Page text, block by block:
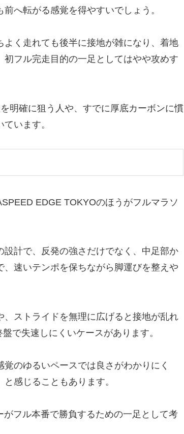
へ転がる感覚を得やすいでしょう。
く走れても後半に接地が雑になり、着地
フル完走目的の一足としてはやや攻めす
明確に狙う人や、すでに厚底カーボンに慣
います。
EDGE TOKYOのほうがフルマラソ
計で、反発の強さだけでなく、中足部か
速いテンポを保ちながら脚運びを整えや
ストライドを無理に広げると接地が乱れ
で失速しにくいケースがあります。
のゆるいペースでは良さがわかりにく
感じることもあります。
フル本番で勝負するための一足として考